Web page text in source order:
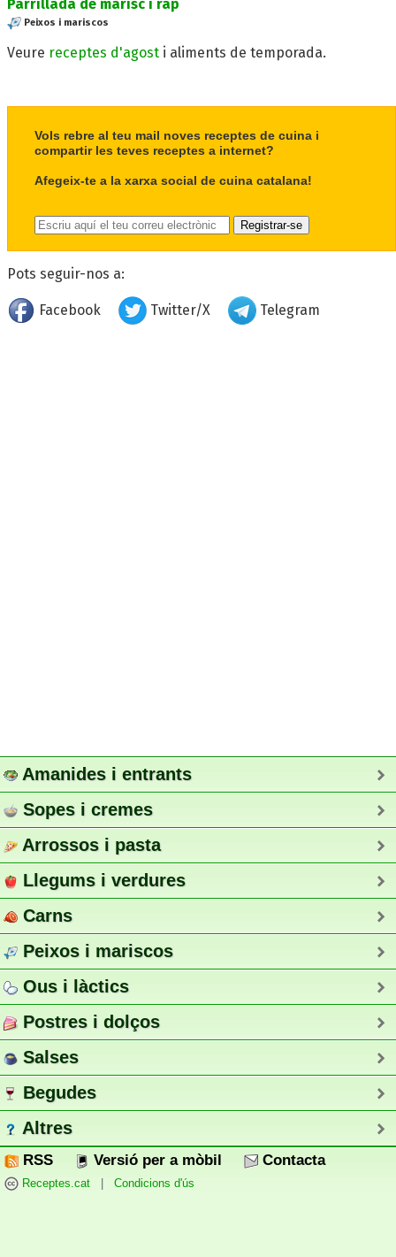
Parrillada de marisc i rap
Peixos i mariscos
Veure receptes d'agost i aliments de temporada.
Vols rebre al teu mail noves receptes de cuina i
compartir les teves receptes a internet?
Afegeix-te a la xarxa social de cuina catalana!
Pots seguir-nos a:
Facebook Twitter/X Telegram
Amanides i entrants
Sopes i cremes
Arrossos i pasta
Llegums i verdures
Carns
Peixos i mariscos
Ous i làctics
Postres i dolços
Salses
Begudes
Altres
RSS Versió per a mòbil Contacta
Receptes.cat Condicions d'ús